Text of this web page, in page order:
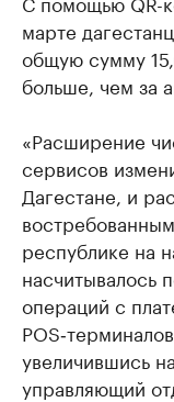
марте
общую сумму
больше, чем за
«Расширение
сервисов
Дагестане, и
республике на
насчитывалось
операций с
увеличившись
управляющий